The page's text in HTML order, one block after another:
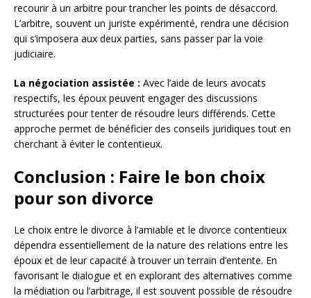
recourir à un arbitre pour trancher les points de désaccord.
L’arbitre, souvent un juriste expérimenté, rendra une décision
qui s’imposera aux deux parties, sans passer par la voie
judiciaire.
La négociation assistée : Avec l’aide de leurs avocats
respectifs, les époux peuvent engager des discussions
structurées pour tenter de résoudre leurs différends. Cette
approche permet de bénéficier des conseils juridiques tout en
cherchant à éviter le contentieux.
Conclusion : Faire le bon choix
pour son divorce
Le choix entre le divorce à l’amiable et le divorce contentieux
dépendra essentiellement de la nature des relations entre les
époux et de leur capacité à trouver un terrain d’entente. En
favorisant le dialogue et en explorant des alternatives comme
la médiation ou l’arbitrage, il est souvent possible de résoudre